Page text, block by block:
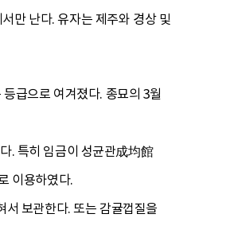
만 난다. 유자는 제주와 경상 및
급으로 여겨졌다. 종묘의 3월
. 특히 임금이 성균관成均館
이용하였다.
보관한다. 또는 감귤껍질을